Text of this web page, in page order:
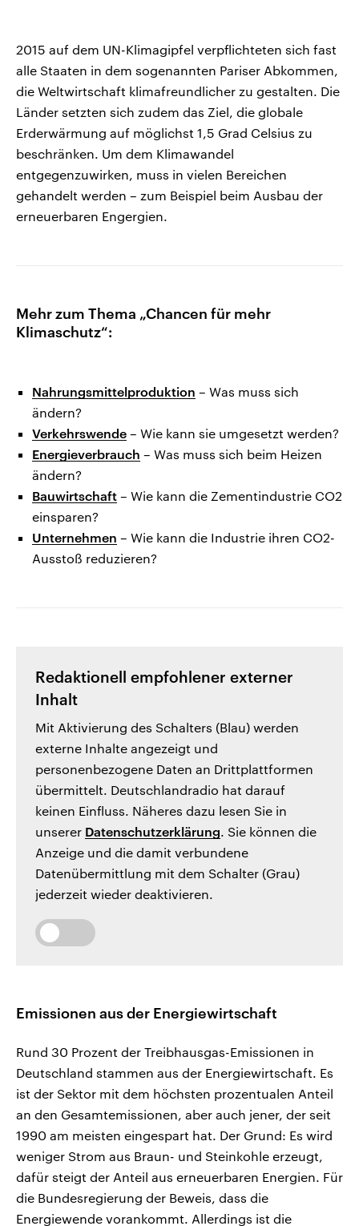
2015 auf dem UN-Klimagipfel verpflichteten sich fast
alle Staaten in dem sogenannten Pariser Abkommen,
die Weltwirtschaft klimafreundlicher zu gestalten. Die
Länder setzten sich zudem das Ziel, die globale
Erderwärmung auf möglichst 1,5 Grad Celsius zu
beschränken. Um dem Klimawandel
entgegenzuwirken, muss in vielen Bereichen
gehandelt werden – zum Beispiel beim Ausbau der
erneuerbaren Engergien.
Mehr zum Thema „Chancen für mehr
Klimaschutz“:
Nahrungsmittelproduktion – Was muss sich
ändern?
Verkehrswende – Wie kann sie umgesetzt werden?
Energieverbrauch – Was muss sich beim Heizen
ändern?
Bauwirtschaft – Wie kann die Zementindustrie CO2
einsparen?
Unternehmen – Wie kann die Industrie ihren CO2-
Ausstoß reduzieren?
Redaktionell empfohlener externer
Inhalt
Mit Aktivierung des Schalters (Blau) werden
externe Inhalte angezeigt und
personenbezogene Daten an Drittplattformen
übermittelt. Deutschlandradio hat darauf
keinen Einfluss. Näheres dazu lesen Sie in
unserer Datenschutzerklärung. Sie können die
Anzeige und die damit verbundene
Datenübermittlung mit dem Schalter (Grau)
jederzeit wieder deaktivieren.
Emissionen aus der Energiewirtschaft
Rund 30 Prozent der Treibhausgas-Emissionen in
Deutschland stammen aus der Energiewirtschaft. Es
ist der Sektor mit dem höchsten prozentualen Anteil
an den Gesamtemissionen, aber auch jener, der seit
1990 am meisten eingespart hat. Der Grund: Es wird
weniger Strom aus Braun- und Steinkohle erzeugt,
dafür steigt der Anteil aus erneuerbaren Energien. Für
die Bundesregierung der Beweis, dass die
Energiewende vorankommt. Allerdings ist die